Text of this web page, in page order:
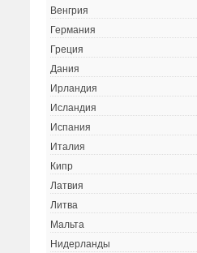
Венгрия
Германия
Греция
Дания
Ирландия
Исландия
Испания
Италия
Кипр
Латвия
Литва
Мальта
Нидерланды